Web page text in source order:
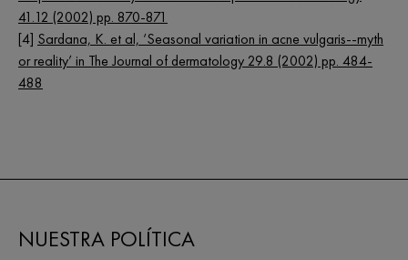
41.12 (2002) pp. 870-871
[4] Sardana, K. et al, ‘Seasonal variation in acne vulgaris--myth
or reality’ in The Journal of dermatology 29.8 (2002) pp. 484-
488
NUESTRA POLÍTICA